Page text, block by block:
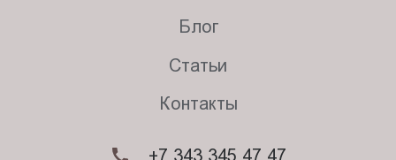
Блог
Статьи
Контакты
+7 343 345 47 47